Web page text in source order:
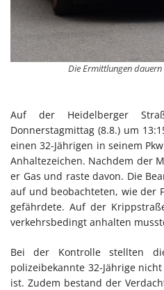
Die Ermittlungen
Auf der Heidelberger
Donnerstagmittag (8.8.) um
einen 32-Jährigen in seinem
Anhaltezeichen. Nachdem der
er Gas und raste davon. Die
auf und beobachteten, wie der
gefährdete. Auf der
verkehrsbedingt anhalten
Bei der Kontrolle stellten
polizeibekannte 32-Jährige
ist. Zudem bestand der